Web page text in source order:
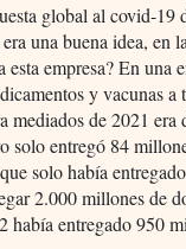
global al covid-19
una buena idea, en
empresa? En una
y vacunas
de 2021 era
solo entregó 84
solo había
2.000 millones de
había entregado 950